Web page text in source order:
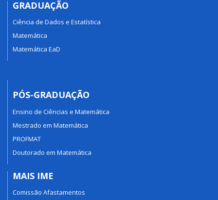
GRADUAÇÃO
Ciência de Dados e Estatística
Matemática
Matemática EaD
PÓS-GRADUAÇÃO
Ensino de Ciências e Matemática
Mestrado em Matemática
PROFMAT
Doutorado em Matemática
MAIS IME
Comissão Afastamentos